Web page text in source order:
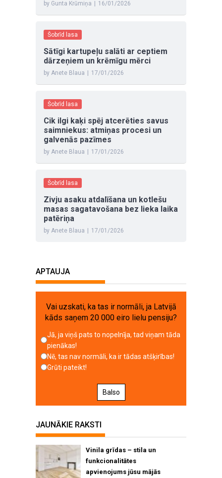
by Gunta Krūmiņa | 16/01/2026
Šobrīd lasa
Sātīgi kartupeļu salāti ar ceptiem
dārzeņiem un krēmīgu mērci
by Anete Blaua | 17/01/2026
Šobrīd lasa
Cik ilgi kaķi spēj atcerēties savus
saimniekus: atmiņas procesi un
galvenās pazīmes
by Anete Blaua | 17/01/2026
Šobrīd lasa
Zivju asaku atdalīšana un kotlešu
masas sagatavošana bez lieka laika
patēriņa
by Anete Blaua | 17/01/2026
APTAUJA
Vai uzskati, ka tas ir normāli, ja Latvijā
kāds saņem 20 000 eiro lielu pensiju?
Jā, ja viņš pats to nopelnīja, tad viņam tāda
pienākas!
Nē, tas nav normāli, ka ir tādas atšķirības!
Grūti pateikt!
Balso
JAUNĀKIE RAKSTI
Vinila grīdas – stila un
funkcionalitātes
apvienojums jūsu mājās